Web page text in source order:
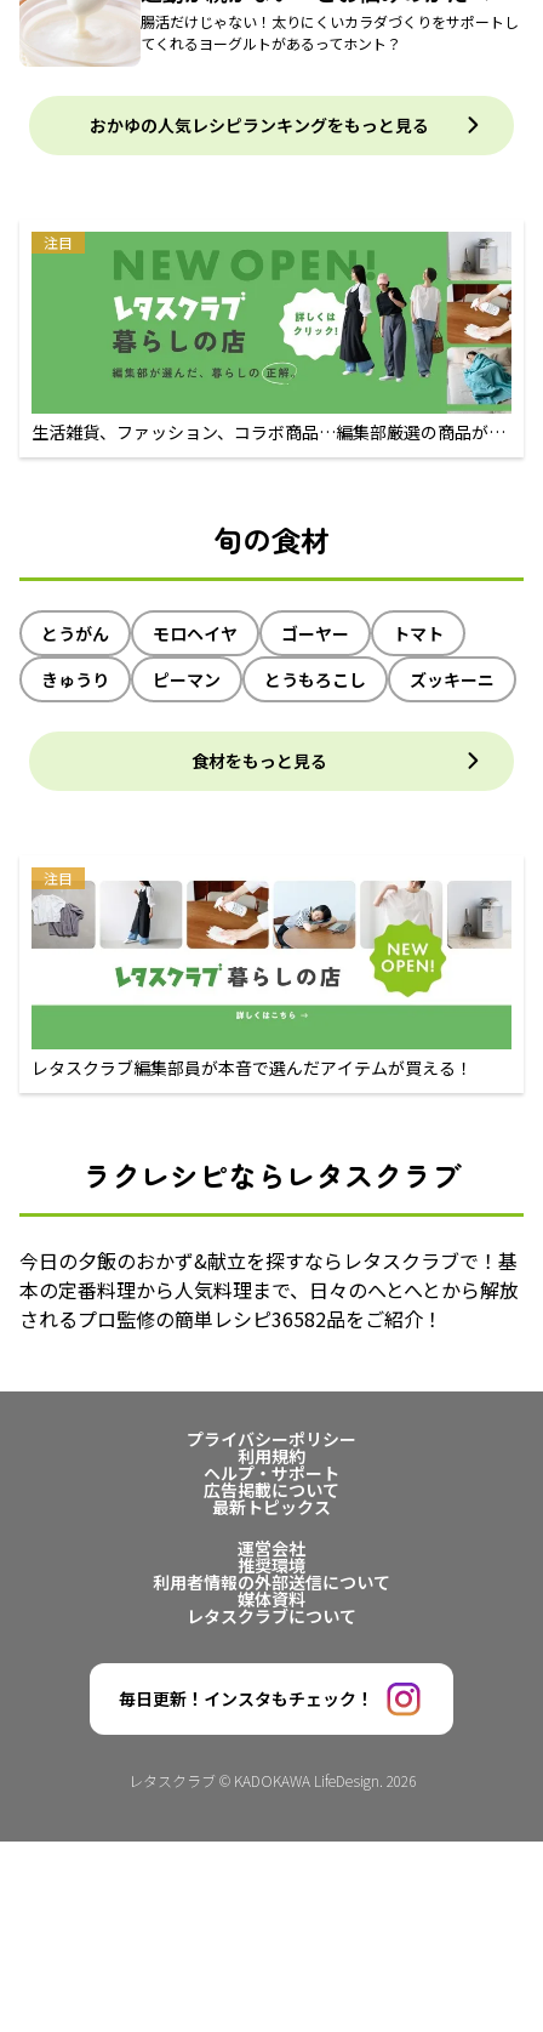
腸活だけじゃない！太りにくいカラダづくりをサポートし
てくれるヨーグルトがあるってホント？
おかゆの人気レシピランキングをもっと見る
注目
生活雑貨、ファッション、コラボ商品…編集部厳選の商品が買
えるECサイト
旬の食材
とうがん モロヘイヤ ゴーヤー
トマト
きゅうり
ピーマン とうもろこし ズッキーニ
食材をもっと見る
注目
レタスクラブ編集部員が本音で選んだアイテムが買える！
ラクレシピならレタスクラブ
今日の夕飯のおかず&献立を探すならレタスクラブで！基
本の定番料理から人気料理まで、日々のへとへとから解放
されるプロ監修の簡単レシピ36582品をご紹介！
プライバシーポリシー
利用規約
ヘルプ・サポート
広告掲載について
最新トピックス
運営会社
推奨環境
利用者情報の外部送信について
媒体資料
レタスクラブについて
毎日更新！インスタもチェック！
レタスクラブ © KADOKAWA LifeDesign. 2026